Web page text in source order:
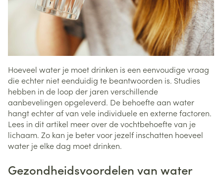
Hoeveel water je moet drinken is een eenvoudige vraag
die echter niet eenduidig te beantwoorden is. Studies
hebben in de loop der jaren verschillende
aanbevelingen opgeleverd. De behoefte aan water
hangt echter af van vele individuele en externe factoren.
Lees in dit artikel meer over de vochtbehoefte van je
lichaam. Zo kan je beter voor jezelf inschatten hoeveel
water je elke dag moet drinken.
Gezondheidsvoordelen van water